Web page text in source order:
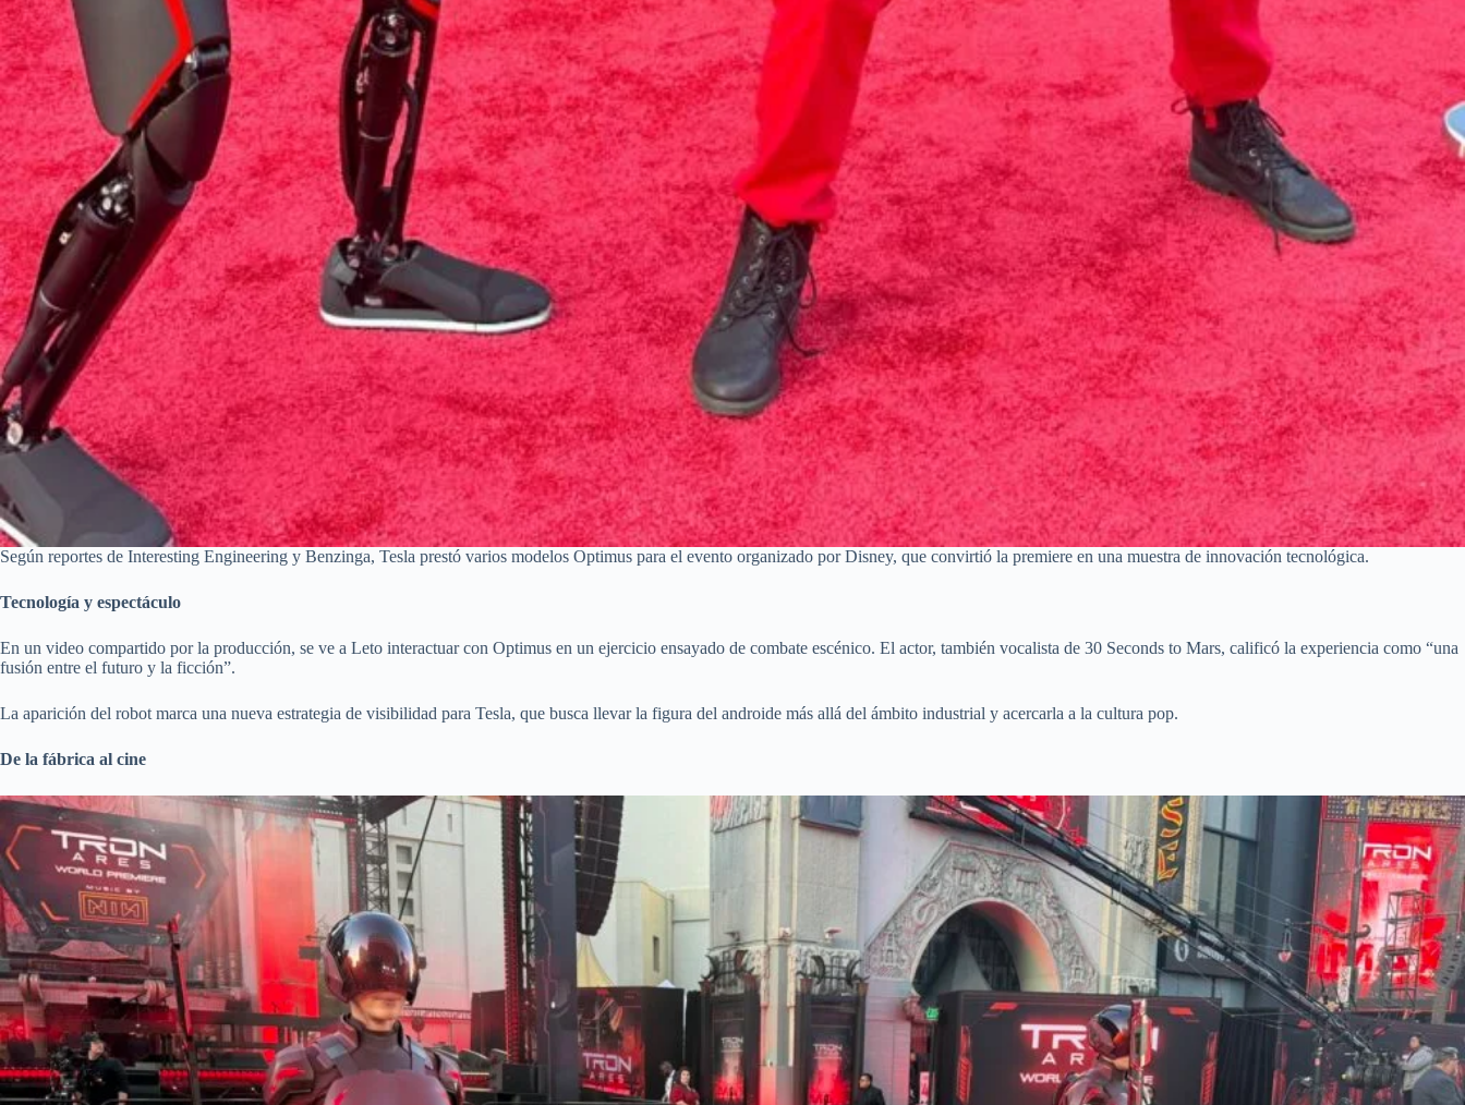
Según reportes de Interesting Engineering y Benzinga, Tesla prestó varios modelos Optimus para el evento organizado por Disney, que convirtió la premiere en una muestra de innovación tecnológica.
Tecnología y espectáculo
En un video compartido por la producción, se ve a Leto interactuar con Optimus en un ejercicio ensayado de combate escénico. El actor, también vocalista de 30 Seconds to Mars, calificó la experiencia como “una
fusión entre el futuro y la ficción”.
La aparición del robot marca una nueva estrategia de visibilidad para Tesla, que busca llevar la figura del androide más allá del ámbito industrial y acercarla a la cultura pop.
De la fábrica al cine